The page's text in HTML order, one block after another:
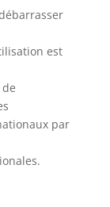
est
par